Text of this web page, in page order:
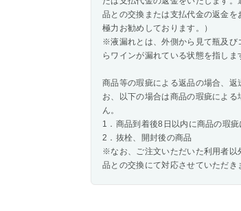
品との交換または支払代金の返金
極力お勧めしております。）
※液漏れとは、外側から見て瓶及び
らワインが漏れている状態を指しま
商品等の瑕疵による返品の場合、
お、以下の場合は商品の瑕疵によ
ん。
1．商品到着後8日以内に商品の瑕
2．抜栓、開封後の商品
※なお、ご注文いただいた利用者以
品との交換にて対応させていただき